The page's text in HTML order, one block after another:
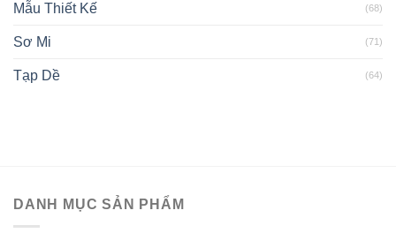
Mẫu Thiết Kế (68)
Sơ Mi (71)
Tạp Dề (64)
DANH MỤC SẢN PHẨM